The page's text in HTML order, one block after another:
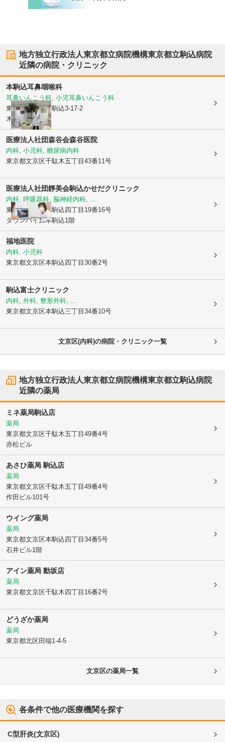
地方独立行政法人東京都立病院機構東京都立駒込病院
近隣の病院・クリニック
本駒込耳鼻咽喉科
耳鼻いんこう科, 小児耳鼻いんこう科
東京都文京区本駒込3-17-2
木村ビル2F
医療法人社団森谷会森谷医院
内科, 小児科, 糖尿病内科
東京都文京区千駄木五丁目43番11号
医療法人社団靜美会駒込かせだクリニック
内科, 呼吸器科, 脳神経内科, ...
東京都文京区本駒込四丁目19番16号
タウンハイム本駒込1階
福地医院
内科, 小児科
東京都文京区本駒込四丁目30番2号
駒込富士クリニック
内科, 外科, 整形外科, ...
東京都文京区本駒込三丁目34番10号
文京区(内科)の病院・クリニック一覧
地方独立行政法人東京都立病院機構東京都立駒込病院
近隣の薬局
ミネ薬局駒込店
薬局
東京都文京区千駄木五丁目49番4号
赤松ビル
あさひ薬局 駒込店
薬局
東京都文京区千駄木五丁目49番4号
作田ビル101号
ウイング薬局
薬局
東京都文京区本駒込四丁目34番5号
石井ビル1階
アイン薬局 動坂店
薬局
東京都文京区千駄木四丁目16番2号
どうざか薬局
薬局
東京都北区 田端1-4-5
文京区の薬局一覧
各条件で他の医療機関を探す
C型肝炎(文京区)